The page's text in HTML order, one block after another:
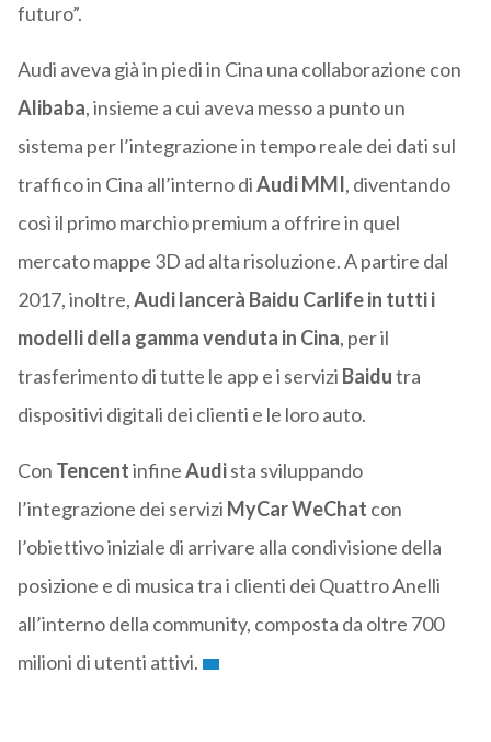
futuro”.
Audi aveva già in piedi in Cina una collaborazione con
Alibaba, insieme a cui aveva messo a punto un
sistema per l’integrazione in tempo reale dei dati sul
traffico in Cina all’interno diAudi MMI, diventando
così il primo marchio premium a offrire in quel
mercato mappe 3D ad alta risoluzione. A partire dal
2017, inoltre,Audi lancerà Baidu Carlife in tutti i
modelli della gamma venduta in Cina, per il
trasferimento di tutte le app e i servizi Baidutra
dispositivi digitali dei clienti e le loro auto.
Con TencentinfineAudista sviluppando
l’integrazione dei servizi MyCar WeChat con
l’obiettivo iniziale di arrivare alla condivisione della
posizione e di musica tra i clienti dei Quattro Anelli
all’interno della community, composta da oltre 700
milioni di utenti attivi.